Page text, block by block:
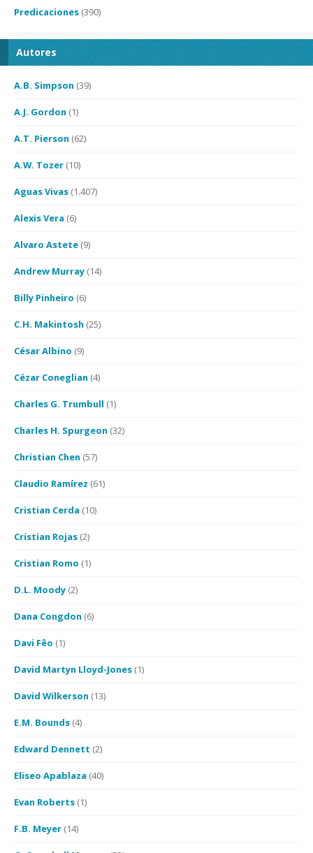
Predicaciones (390)
Autores
A.B. Simpson (39)
A.J. Gordon (1)
A.T. Pierson (62)
A.W. Tozer (10)
Aguas Vivas (1.407)
Alexis Vera (6)
Alvaro Astete (9)
Andrew Murray (14)
Billy Pinheiro (6)
C.H. Makintosh (25)
César Albino (9)
Cézar Coneglian (4)
Charles G. Trumbull (1)
Charles H. Spurgeon (32)
Christian Chen (57)
Claudio Ramírez (61)
Cristian Cerda (10)
Cristian Rojas (2)
Cristian Romo (1)
D.L. Moody (2)
Dana Congdon (6)
Davi Fêo (1)
David Martyn Lloyd-Jones (1)
David Wilkerson (13)
E.M. Bounds (4)
Edward Dennett (2)
Eliseo Apablaza (40)
Evan Roberts (1)
F.B. Meyer (14)